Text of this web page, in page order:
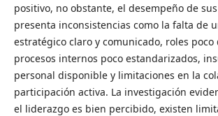
positivo, no obstante, el desempeño de
presenta inconsistencias como la falta de
estratégico claro y comunicado, roles poco
procesos internos poco estandarizados,
personal disponible y limitaciones en la
participación activa. La investigación
el liderazgo es bien percibido, existen